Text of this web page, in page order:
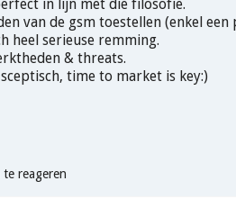
in lijn met die filosofie.
van de gsm toestellen (enkel een
heel serieuse remming.
& threats.
time to market is key:)
reageren